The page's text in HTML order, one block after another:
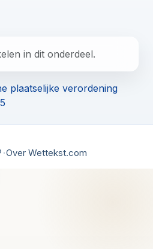
in dit onderdeel.
plaatselijke verordening
·Over Wettekst.com